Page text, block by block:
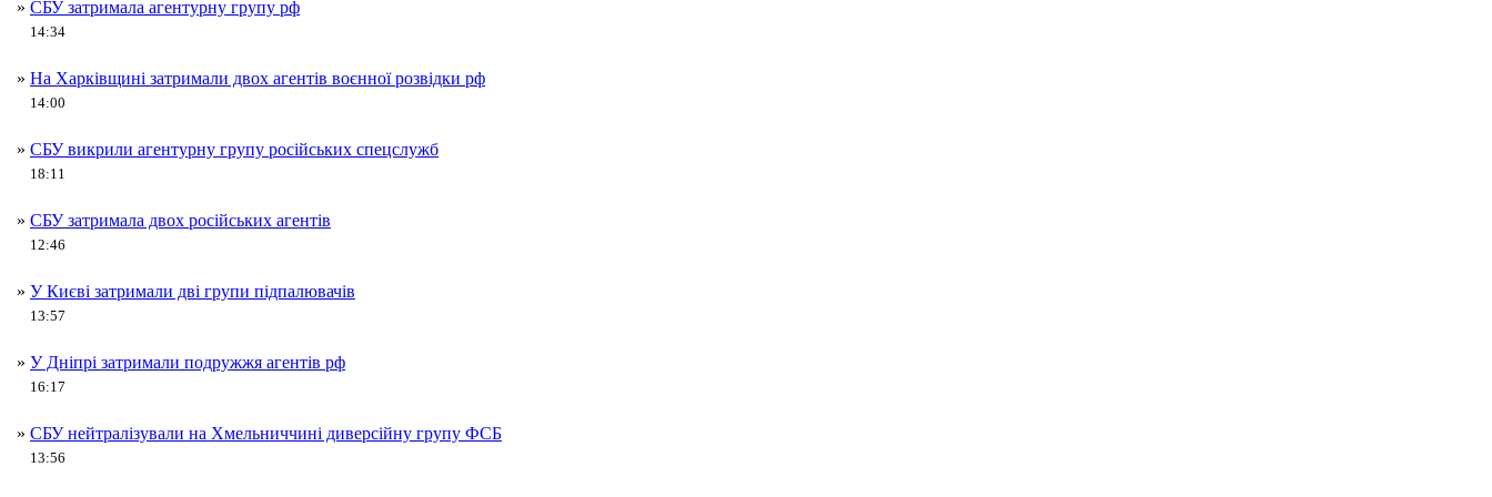
» СБУ затримала агентурну групу рф
14:34
» На Харківщині затримали двох агентів воєнної розвідки рф
14:00
» СБУ викрили агентурну групу російських спецслужб
18:11
» СБУ затримала двох російських агентів
12:46
» У Києві затримали дві групи підпалювачів
13:57
» У Дніпрі затримали подружжя агентів рф
16:17
» СБУ нейтралізували на Хмельниччині диверсійну групу ФСБ
13:56